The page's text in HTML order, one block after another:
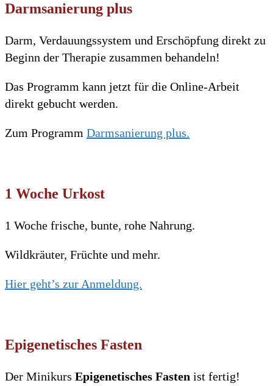
Darmsanierung plus
Darm, Verdauungssystem und Erschöpfung direkt zu
Beginn der Therapie zusammen behandeln!
Das Programm kann jetzt für die Online-Arbeit
direkt gebucht werden.
Zum Programm Darmsanierung plus.
1 Woche Urkost
1 Woche frische, bunte, rohe Nahrung.
Wildkräuter, Früchte und mehr.
Hier geht’s zur Anmeldung.
Epigenetisches Fasten
Der Minikurs Epigenetisches Fasten ist fertig!